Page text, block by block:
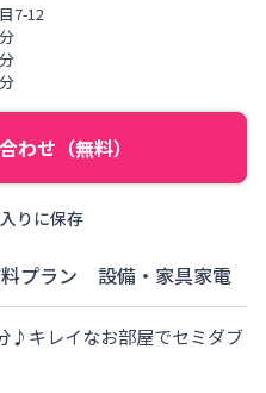
7-12
分
分
分
わせ（無料）
りに保存
プラン 設備・家具家電
キレイなお部屋でセミダブ